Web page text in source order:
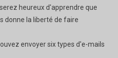
heureux d'apprendre que
donne la liberté de faire
envoyer six types d'e-mails